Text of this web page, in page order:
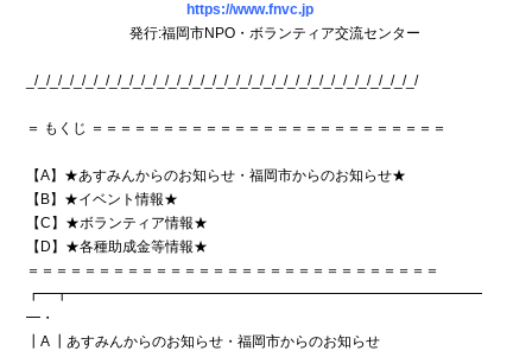
https://www.fnvc.jp
発行:福岡市NPO・ボランティア交流センター
_/_/_/_/_/_/_/_/_/_/_/_/_/_/_/_/_/_/_/_/_/_/_/_/_/_/_/_/_/_/_/_/_/
＝ もくじ ＝＝＝＝＝＝＝＝＝＝＝＝＝＝＝＝＝＝＝＝＝＝＝＝＝
【A】★あすみんからのお知らせ・福岡市からのお知らせ★
【B】★イベント情報★
【C】★ボランティア情報★
【D】★各種助成金等情報★
＝＝＝＝＝＝＝＝＝＝＝＝＝＝＝＝＝＝＝＝＝＝＝＝＝＝＝＝＝
┏━┳━━━━━━━━━━━━━━━━━━━━━━━━━━━━━
━・
┃A ┃あすみんからのお知らせ・福岡市からのお知らせ